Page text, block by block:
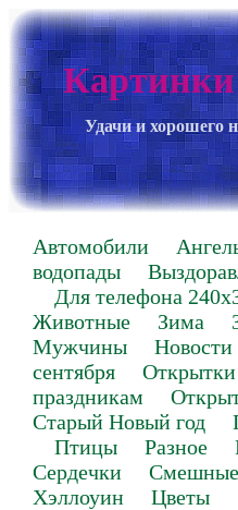
Удачи и хорошего
Автомобили
водопады
Для телефона
Животные
Зима
Мужчины
Новости
сентября
Открытки
праздникам
Старый Новый год
Птицы
Разное
Сердечки
Смешные
Хэллоуин
Цветы